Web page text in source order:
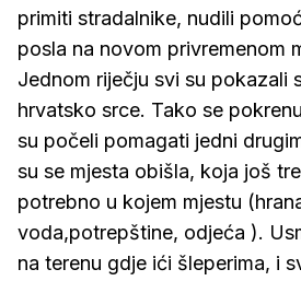
primiti stradalnike, nudili
posla na novom privremenom
Jednom riječju svi su pokazali
hrvatsko srce. Tako se
su počeli pomagati jedni
su se mjesta obišla, koja još
potrebno u kojem mjestu
voda,potrepštine, odjeća ).
na terenu gdje ići šleperima, i